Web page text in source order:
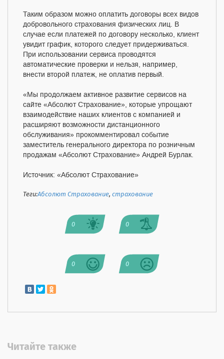
Таким образом можно оплатить договоры всех видов
добровольного страхования физических лиц. В
случае если платежей по договору несколько, клиент
увидит график, которого следует придерживаться.
При использовании сервиса проводятся
автоматические проверки и нельзя, например,
внести второй платеж, не оплатив первый.
«Мы продолжаем активное развитие сервисов на
сайте «Абсолют Страхование», которые упрощают
взаимодействие наших клиентов с компанией и
расширяют возможности дистанционного
обслуживания» прокомментировал событие
заместитель генерального директора по розничным
продажам «Абсолют Страхование» Андрей Бурлак.
Источник: «Абсолют Страхование»
Теги:Абсолют Страхование,страхование
0 0
0 0
Читайте также